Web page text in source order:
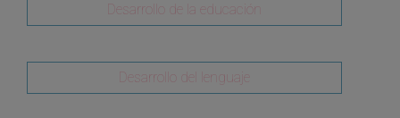
Desarrollo de la educación
Desarrollo del lenguaje